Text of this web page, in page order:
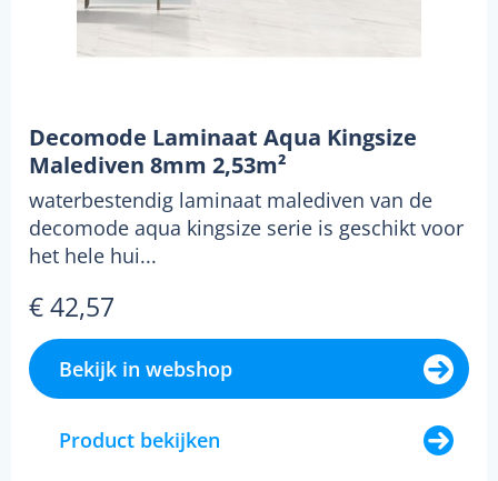
Decomode Laminaat Aqua Kingsize
Malediven 8mm 2,53m²
waterbestendig laminaat malediven van de
decomode aqua kingsize serie is geschikt voor
het hele hui...
€ 42,57
Bekijk in webshop
Product bekijken